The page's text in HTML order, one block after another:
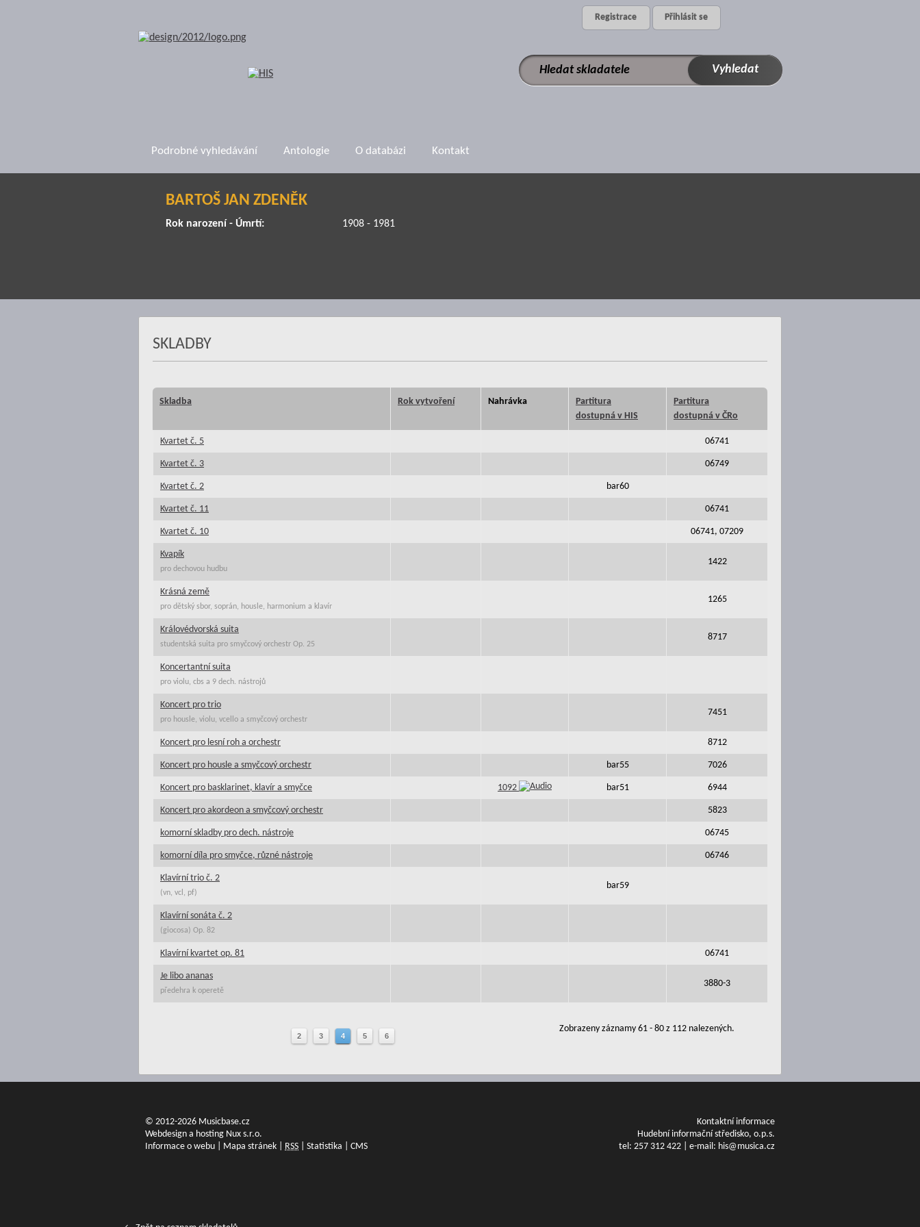
Registrace Přihlásit se
Podrobné vyhledávání Antologie O databázi Kontakt
BARTOŠ JAN ZDENĚK
Rok narození - Úmrtí: 1908 - 1981
SKLADBY
Skladba Rok vytvoření Nahrávka
Partitura
dostupná v HIS
Partitura
dostupná v ČRo
Kvartet č. 5 06741
Kvartet č. 3 06749
Kvartet č. 2 bar60
Kvartet č. 11 06741
Kvartet č. 10 06741, 07209
Kvapík
pro dechovou hudbu
1422
Krásná země
pro dětský sbor, soprán, housle, harmonium a klavír
1265
Královédvorská suita
studentská suita pro smyčcový orchestr Op. 25
8717
Koncertantní suita
pro violu, cbs a 9 dech. nástrojů
Koncert pro trio
pro housle, violu, vcello a smyčcový orchestr
7451
Koncert pro lesní roh a orchestr 8712
Koncert pro housle a smyčcový orchestr bar55 7026
Koncert pro basklarinet, klavír a smyčce 1092 bar51 6944
Koncert pro akordeon a smyčcový orchestr 5823
komorní skladby pro dech. nástroje 06745
komorní díla pro smyčce, různé nástroje 06746
Klavírní trio č. 2
(vn, vcl, pf)
bar59
Klavírní sonáta č. 2
(giocosa) Op. 82
Klavírní kvartet op. 81 06741
Je libo ananas
předehra k operetě
3880-3
2 3 4 5 6
Zobrazeny záznamy 61 - 80 z 112 nalezených.
© 2012-2026 Musicbase.cz
Webdesign a hosting Nux s.r.o.
Informace o webu
Mapa stránek RSS Statistika CMS
Kontaktní informace
Hudební informační středisko, o.p.s.
tel: 257 312 422 | e-mail: his@musica.cz